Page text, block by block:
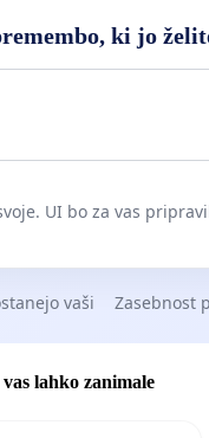
ki jo
UI bo za vas
vaši Zasebnost
lahko zanimale